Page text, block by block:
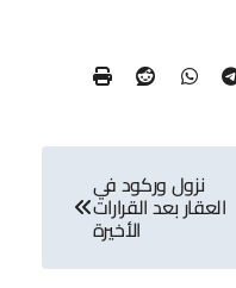
نزول وركود في
العقار بعد القرارات
الأخيرة